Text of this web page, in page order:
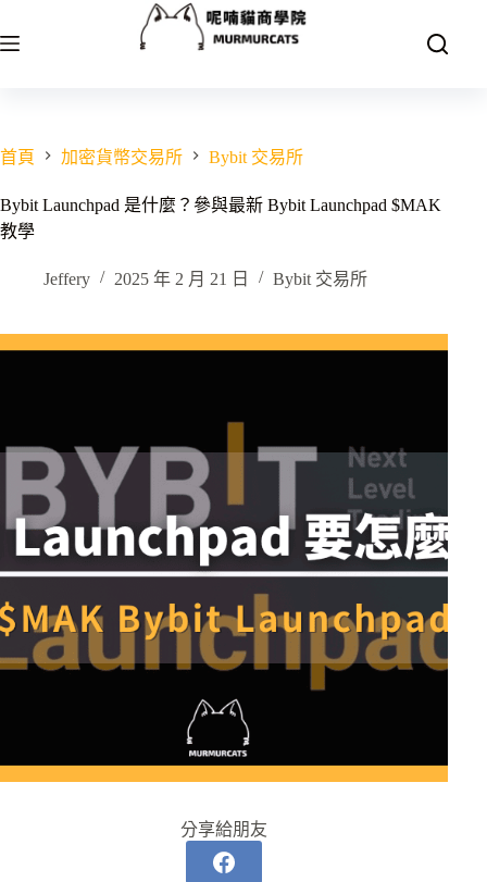
至
容
首頁 加密貨幣交易所 Bybit 交易所
Bybit Launchpad 是什麼？參與最新 Bybit Launchpad $MAK
教學
Jeffery 2025 年 2 月 21 日 Bybit 交易所
分享給朋友